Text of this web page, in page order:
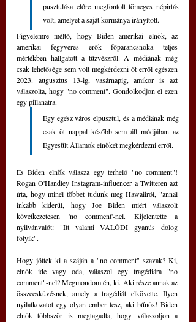
pusztulása előre megfontolt tömeges népirtás
volt, amelyet a saját kormánya irányított.
Figyelemre méltó, hogy Biden amerikai elnök, az
amerikai fegyveres erők főparancsnoka teljes
mértékben hallgatott a tűzvészről. A médiának még
csak lehetősége sem volt megkérdezni őt erről egészen
2023. augusztus 13-ig, vasárnapig, amikor is azt
válaszolta, hogy "no comment". Gondolkodjon el ezen
egy pillanatra.
Egy egész város elpusztul, és a médiának még
csak öt nappal később sem áll módjában az
Egyesült Államok elnökét megkérdezni erről.
És Biden elnök válasza egy terhelő "no comment"!
Rogan O'Handley Instagram-influencer a Twitteren azt
írta, hogy minél többet tudunk meg Hawaiiról, "annál
inkább kiderül, hogy Joe Biden miért válaszolt
következetesen 'no comment'-nel. Kijelentette a
nyilvánvalót: "Itt valami VALÓDI gyanús dolog
folyik".
Hogy jöttek ki a száján a "no comment" szavak? Ki,
elnök ide vagy oda, válaszol egy tragédiára "no
comment"-nel? Megmondom én, ki. Aki része annak az
összeesküvésnek, amely a tragédiát elkövette. Ilyen
nyilatkozatot egy olyan ember tesz, aki bűnös! Biden
elnök többször is megtagadta, hogy válaszoljon a